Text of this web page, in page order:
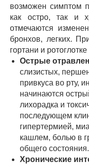
возможен симптом
как остро, так и
отмечаются
бронхов, легких.
гортани и ротоглотке
Острые
слизистых,
привкуса во рту,
начинаются
лихорадка и
последующем
гипертермией,
кашлем, болью в
общего состояния.
Хронические